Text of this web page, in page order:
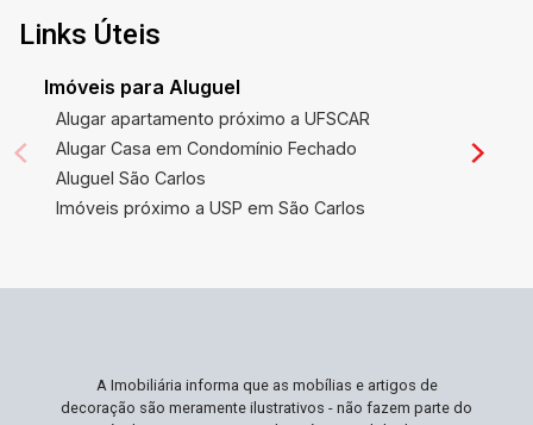
Links Úteis
Imóveis para Aluguel
Alugar apartamento próximo a UFSCAR
Alugar Casa em Condomínio Fechado
Aluguel São Carlos
Imóveis próximo a USP em São Carlos
A Imobiliária informa que as mobílias e artigos de
decoração são meramente ilustrativos - não fazem parte do